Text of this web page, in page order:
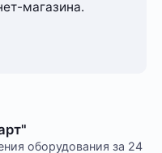
⁠магазина.
оборудования за 24